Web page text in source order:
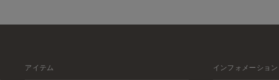
アイテム インフォメーション